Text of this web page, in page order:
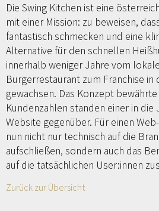
Die Swing Kitchen ist eine
mit einer Mission: zu beweisen,
fantastisch schmecken und eine
Alternative für den schnellen
innerhalb weniger Jahre vom
Burgerrestaurant zum Franchise in
gewachsen. Das Konzept
Kundenzahlen standen einer in die
Website gegenüber. Für einen
nun nicht nur technisch auf die
aufschließen, sondern auch das
auf die tatsächlichen User:innen
Zurück zur Übersicht